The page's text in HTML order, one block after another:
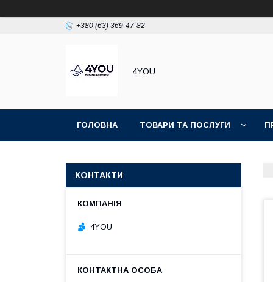
+380 (63) 369-47-82
4YOU
ГОЛОВНА ТОВАРИ ТА ПОСЛУГИ
КОНТАКТИ
4YOU